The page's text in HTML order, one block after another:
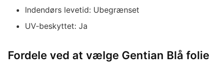
Indendørs levetid: Ubegrænset
UV-beskyttet: Ja
Fordele ved at vælge Gentian Blå folie